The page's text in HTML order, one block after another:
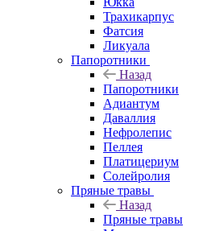
Трахикарпус
Фатсия
Ликуала
Папоротники
Назад
Папоротники
Адиантум
Даваллия
Нефролепис
Пеллея
Платицериум
Солейролия
Пряные травы
Назад
Пряные травы